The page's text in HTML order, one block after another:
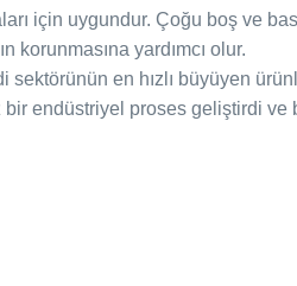
için uygundur. Çoğu boş ve
korunmasına yardımcı olur.
en hızlı büyüyen
endüstriyel proses geliştirdi